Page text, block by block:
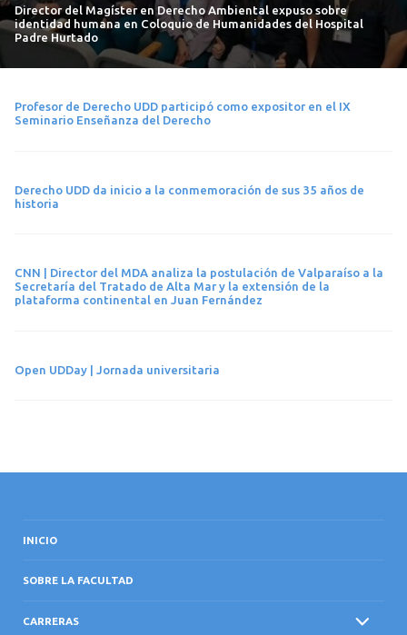
Director del Magíster en Derecho Ambiental expuso sobre
identidad humana en Coloquio de Humanidades del Hospital
Padre Hurtado
Profesor de Derecho UDD participó como expositor en el IX
Seminario Enseñanza del Derecho
Derecho UDD da inicio a la conmemoración de sus 35 años de
historia
CNN | Director del MDA analiza la postulación de Valparaíso a la
Secretaría del Tratado de Alta Mar y la extensión de la
plataforma continental en Juan Fernández
Open UDDay | Jornada universitaria
INICIO
SOBRE LA FACULTAD
CARRERAS